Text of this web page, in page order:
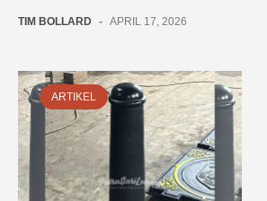
TIM BOLLARD - APRIL 17, 2026
ARTIKEL